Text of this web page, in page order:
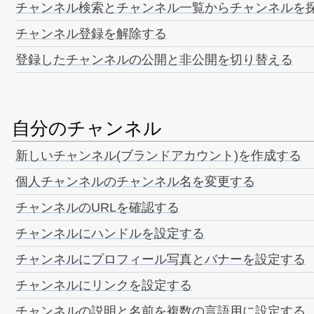
チャンネル検索とチャンネル一覧からチャンネルを
チャンネル登録を解除する
登録したチャンネルの公開と非公開を切り替える
自分のチャンネル
新しいチャンネル(ブランドアカウント)を作成する
個人チャンネルのチャンネル名を変更する
チャンネルのURLを確認する
チャンネルにハンドルを設定する
チャンネルにプロフィール写真とバナーを設定する
チャンネルにリンクを設定する
チャンネルの説明と名前を複数の言語用に設定する